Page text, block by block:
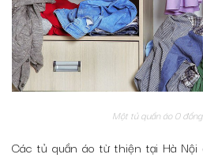
Một tủ quần áo 0
Các tủ quần áo từ thiện tại Hà Nội